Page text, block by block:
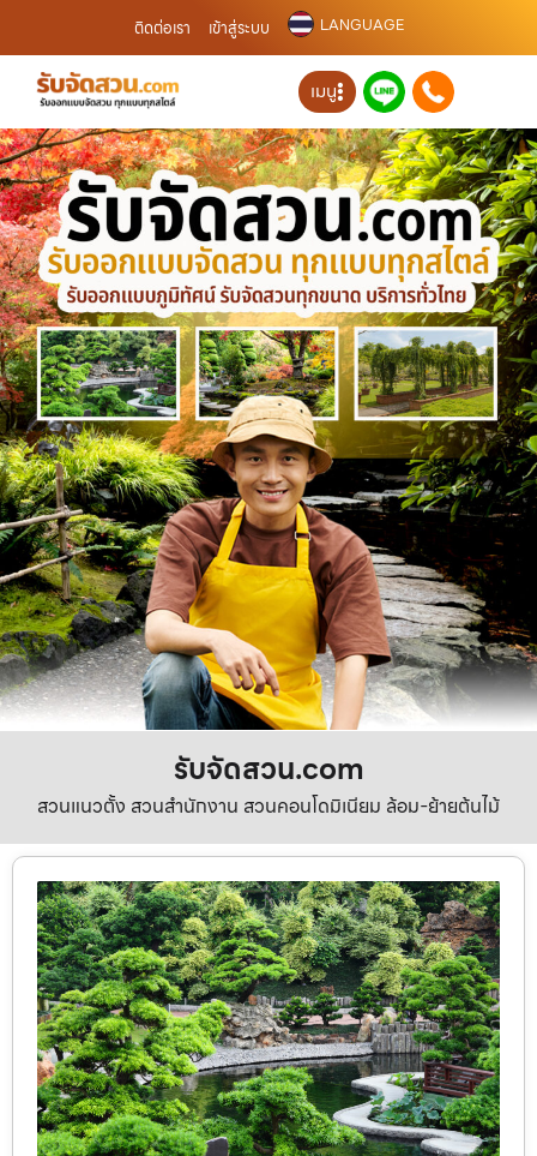
ติดต่อเรา เข้าสู่ระบบ LANGUAGE
เมนู
รับจัดสวน.com
สวนแนวตั้ง สวนสำนักงาน สวนคอนโดมิเนียม ล้อม-ย้ายต้นไม้